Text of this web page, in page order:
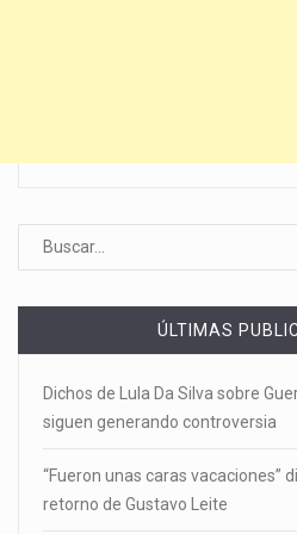
ÚLTIMAS
Dichos de Lula Da Silva sobre
siguen generando controversia
“Fueron unas caras vacaciones”
retorno de Gustavo Leite